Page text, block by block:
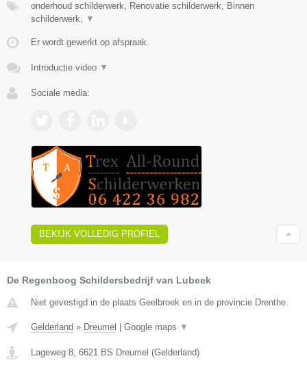
onderhoud schilderwerk, Renovatie schilderwerk, Binnen
schilderwerk, ▼
Er wordt gewerkt op afspraak.
Introductie video ▼
Sociale media:
BEKIJK VOLLEDIG PROFIEL
De Regenboog Schildersbedrijf van Lubeek
Niet gevestigd in de plaats Geelbroek en in de provincie Drenthe.
Gelderland » Dreumel Google maps ▼
Lageweg 8, 6621 BS Dreumel (Gelderland)